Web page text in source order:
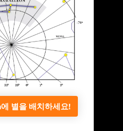
별을 배치하세요!